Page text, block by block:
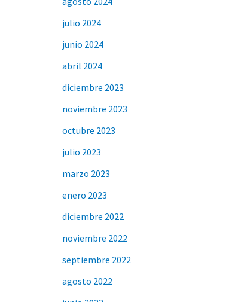
julio 2024
junio 2024
abril 2024
diciembre 2023
noviembre 2023
octubre 2023
julio 2023
marzo 2023
enero 2023
diciembre 2022
noviembre 2022
septiembre 2022
agosto 2022